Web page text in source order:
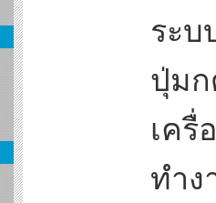
ระบ
ปุ่มก
เครื่
ทำง